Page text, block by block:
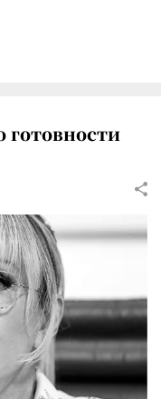
готовности